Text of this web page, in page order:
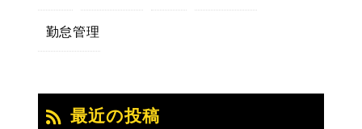
勤怠管理
最近の投稿